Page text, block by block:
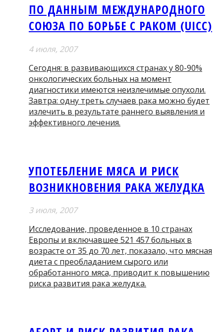
ПО ДАННЫМ МЕЖДУНАРОДНОГО
СОЮЗА ПО БОРЬБЕ С РАКОМ (UICC)
4 июля, 2007
Сегодня: в развивающихся странах у 80-90%
онкологических больных на момент
диагностики имеются неизлечимые опухоли.
Завтра: одну треть случаев рака можно будет
излечить в результате раннего выявления и
эффективного лечения.
УПОТЕБЛЕНИЕ МЯСА И РИСК
ВОЗНИКНОВЕНИЯ РАКА ЖЕЛУДКА
3 июля, 2007
Исследование, проведенное в 10 странах
Европы и включавшее 521 457 больных в
возрасте от 35 до 70 лет, показало, что мясная
диета с преобладанием сырого или
обработанного мяса, приводит к повышению
риска развития рака желудка.